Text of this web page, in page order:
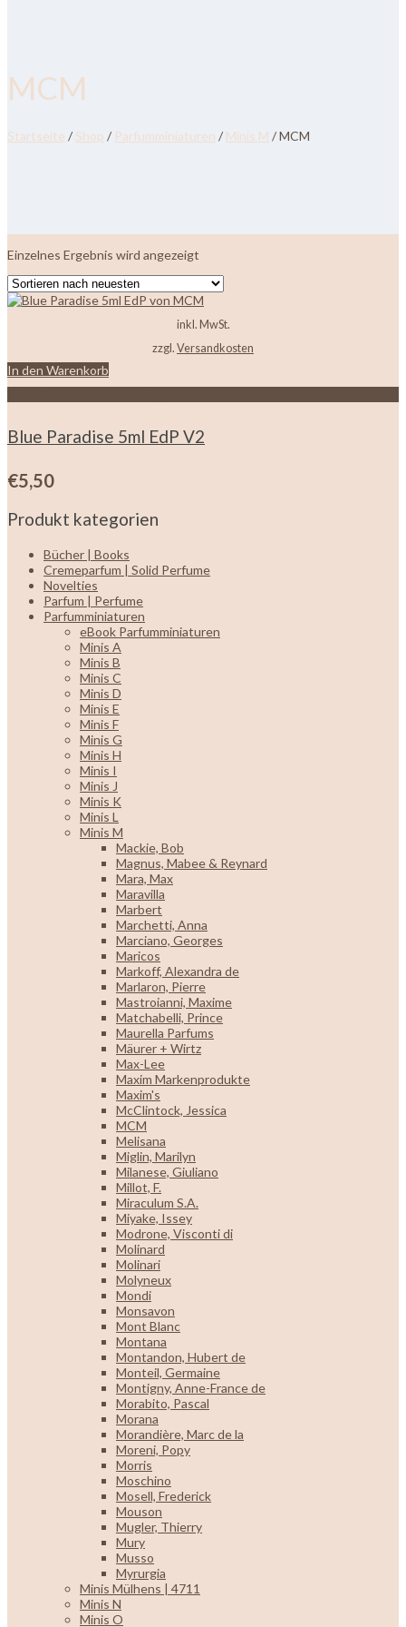
MCM
Startseite / Shop / Parfumminiaturen / Minis M / MCM
Einzelnes Ergebnis wird angezeigt
inkl. MwSt.
zzgl. Versandkosten
In den Warenkorb
Blue Paradise 5ml EdP V2
€5,50
Produkt kategorien
Bücher | Books
Cremeparfum | Solid Perfume
Novelties
Parfum | Perfume
Parfumminiaturen
eBook Parfumminiaturen
Minis A
Minis B
Minis C
Minis D
Minis E
Minis F
Minis G
Minis H
Minis I
Minis J
Minis K
Minis L
Minis M
Mackie, Bob
Magnus, Mabee & Reynard
Mara, Max
Maravilla
Marbert
Marchetti, Anna
Marciano, Georges
Maricos
Markoff, Alexandra de
Marlaron, Pierre
Mastroianni, Maxime
Matchabelli, Prince
Maurella Parfums
Mäurer + Wirtz
Max-Lee
Maxim Markenprodukte
Maxim's
McClintock, Jessica
MCM
Melisana
Miglin, Marilyn
Milanese, Giuliano
Millot, F.
Miraculum S.A.
Miyake, Issey
Modrone, Visconti di
Molinard
Molinari
Molyneux
Mondi
Monsavon
Mont Blanc
Montana
Montandon, Hubert de
Monteil, Germaine
Montigny, Anne-France de
Morabito, Pascal
Morana
Morandière, Marc de la
Moreni, Popy
Morris
Moschino
Mosell, Frederick
Mouson
Mugler, Thierry
Mury
Musso
Myrurgia
Minis Mülhens | 4711
Minis N
Minis O